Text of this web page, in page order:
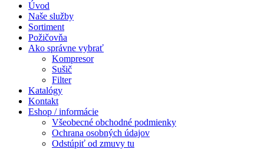
Úvod
Naše služby
Sortiment
Požičovňa
Ako správne vybrať
Kompresor
Sušič
Filter
Katalógy
Kontakt
Eshop / informácie
Všeobecné obchodné podmienky
Ochrana osobných údajov
Odstúpiť od zmuvy tu